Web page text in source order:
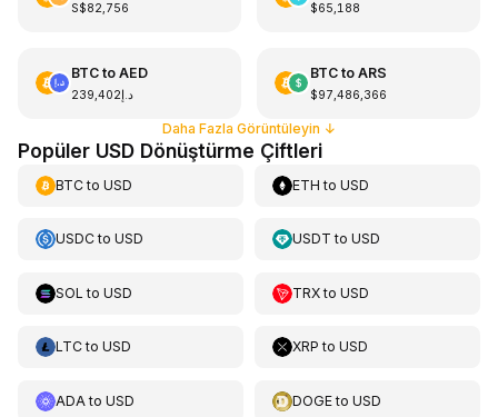
S$82,756 $65,188
BTCto AED
د.إ239,402
BTCto ARS
$97,486,366
Daha Fazla Görüntüleyin ↓
Popüler USD Dönüştürme Çiftleri
BTCto USD ETH toUSD
USDCto USD USDT toUSD
SOL to USD TRXtoUSD
LTCto USD XRP toUSD
ADA to USD DOGEtoUSD